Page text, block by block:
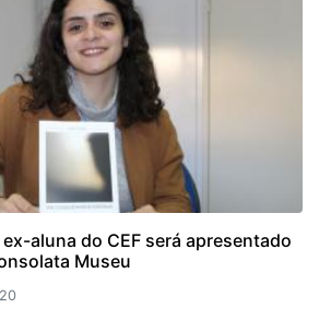
aluna do CEF será apresentado
Museu